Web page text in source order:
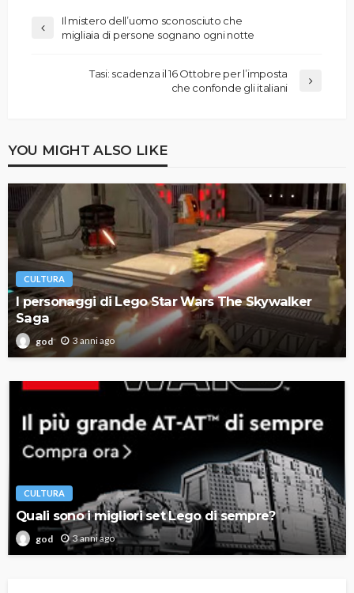
Il mistero dell’uomo sconosciuto che
migliaia di persone sognano ogni notte
Tasi: scadenza il 16 Ottobre per l’imposta
che confonde gli italiani
YOU MIGHT ALSO LIKE
CULTURA
I personaggi di Lego Star Wars The Skywalker
Saga
god 3 anni ago
CULTURA
Quali sono i migliori set Lego di sempre?
god 3 anni ago